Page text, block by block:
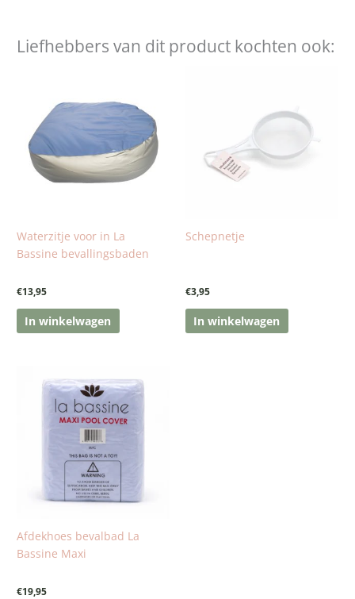
Liefhebbers van dit product kochten ook:
Waterzitje voor in La
Bassine bevallingsbaden
€13,95
In winkelwagen
Schepnetje
€3,95
In winkelwagen
Afdekhoes bevalbad La
Bassine Maxi
€19,95